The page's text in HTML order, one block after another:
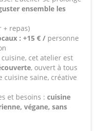
ensemble les
+ repas)
: +15 € / personne
cet atelier est
, ouvert à tous
cuisine saine, créative
et besoins : cuisine
végane, sans